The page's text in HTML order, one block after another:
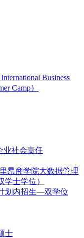
Business
Camp）
业社会责任
昂商学院大数据管理
学士学位）
划内招生—双学位
士